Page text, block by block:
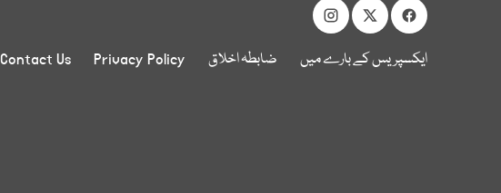
ایکسپریس کے بارے میں ضابطہ اخلاق Privacy Policy
Contact Us